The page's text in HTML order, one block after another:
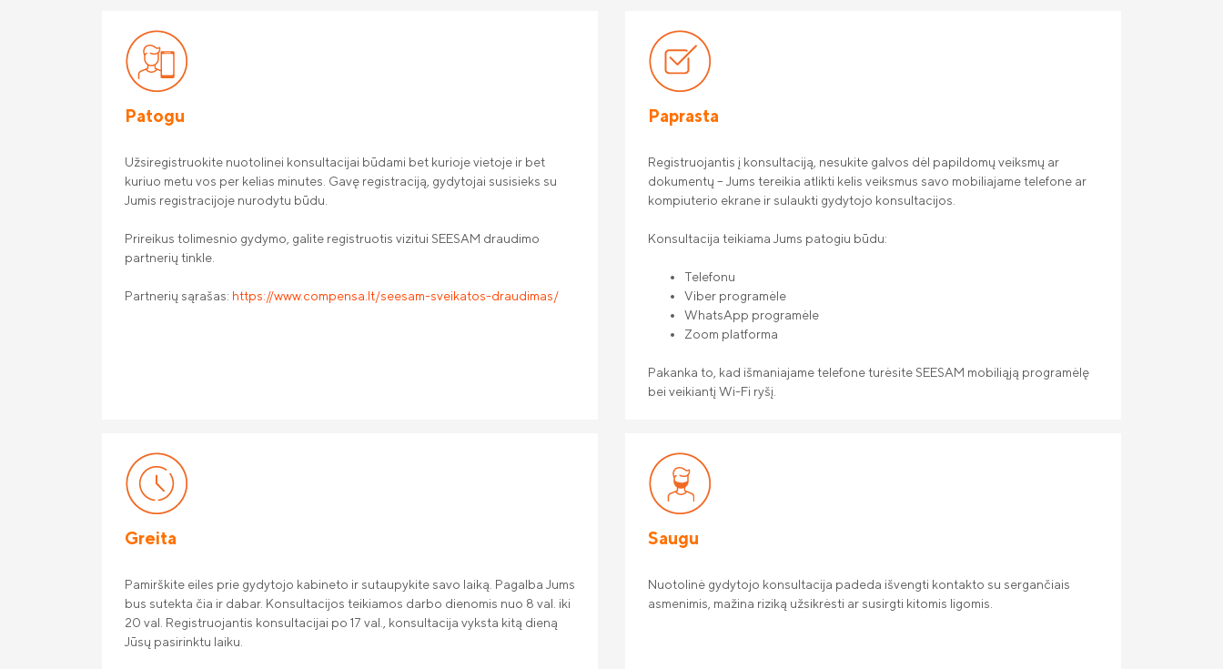
Patogu
Užsiregistruokite nuotolinei konsultacijai būdami bet kurioje vietoje ir bet
kuriuo metu vos per kelias minutes. Gavę registraciją, gydytojai susisieks su
Jumis registracijoje nurodytu būdu.
Prireikus tolimesnio gydymo, galite registruotis vizitui SEESAM draudimo
partnerių tinkle.
Partnerių sąrašas: https://www.compensa.lt/seesam-sveikatos-draudimas/
Paprasta
Registruojantis į konsultaciją, nesukite galvos dėl papildomų veiksmų ar
dokumentų – Jums tereikia atlikti kelis veiksmus savo mobiliajame telefone ar
kompiuterio ekrane ir sulaukti gydytojo konsultacijos.
Konsultacija teikiama Jums patogiu būdu:
Telefonu
Viber programėle
WhatsApp programėle
Zoom platforma
Pakanka to, kad išmaniajame telefone turėsite SEESAM mobiliąją programėlę
bei veikiantį Wi-Fi ryšį.
Greita
Pamirškite eiles prie gydytojo kabineto ir sutaupykite savo laiką. Pagalba Jums
bus sutekta čia ir dabar. Konsultacijos teikiamos darbo dienomis nuo 8 val. iki
20 val. Registruojantis konsultacijai po 17 val., konsultacija vyksta kitą dieną
Jūsų pasirinktu laiku.
Saugu
Nuotolinė gydytojo konsultacija padeda išvengti kontakto su sergančiais
asmenimis, mažina riziką užsikrėsti ar susirgti kitomis ligomis.